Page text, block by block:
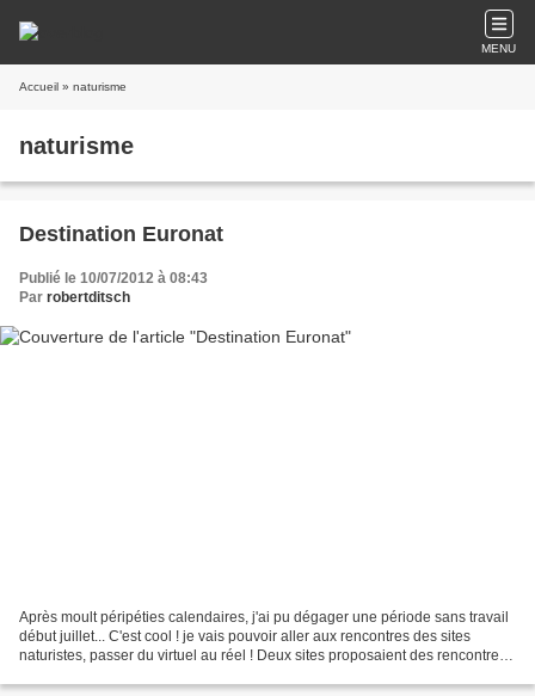
MENU
Accueil » naturisme
naturisme
Destination Euronat
Publié le 10/07/2012 à 08:43
Par robertditsch
Après moult péripéties calendaires, j'ai pu dégager une période sans travail
début juillet... C'est cool ! je vais pouvoir aller aux rencontres des sites
naturistes, passer du virtuel au réel ! Deux sites proposaient des rencontres,